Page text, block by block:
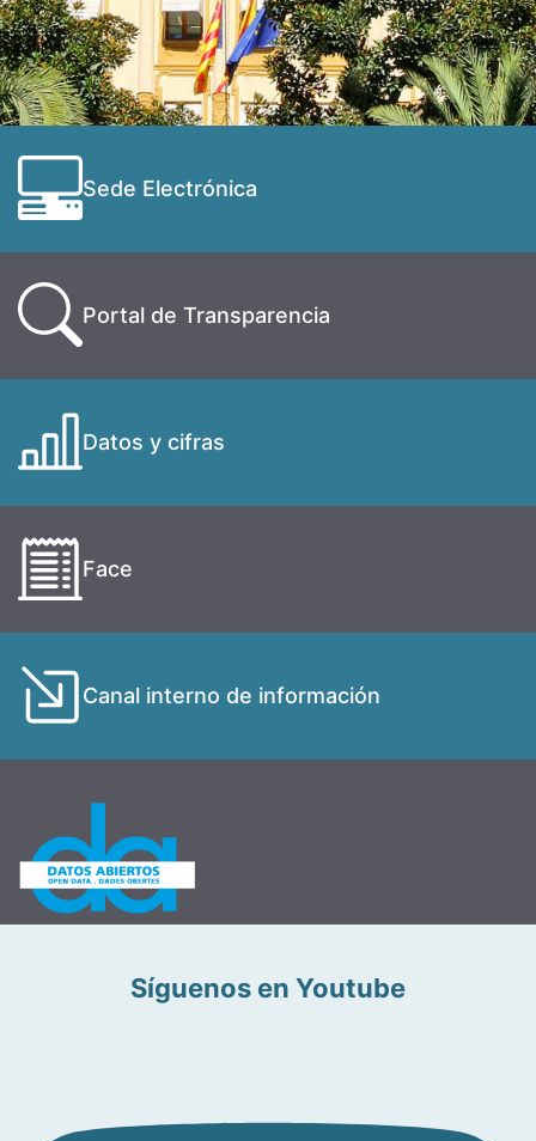
Sede Electrónica
Portal de Transparencia
Datos y cifras
Face
Canal interno de información
Síguenos en Youtube